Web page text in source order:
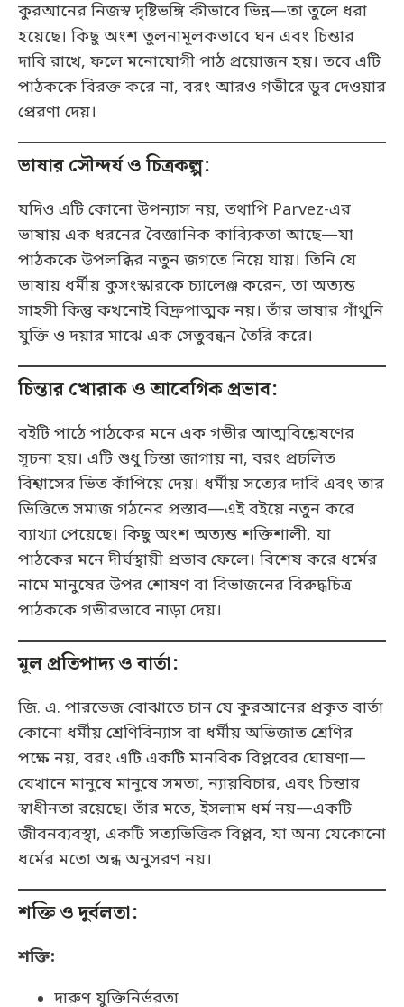
কুরআনের নিজস্ব দৃষ্টিভঙ্গি কীভাবে ভিন্ন—তা তুলে ধরা
হয়েছে। কিছু অংশ তুলনামূলকভাবে ঘন এবং চিন্তার
দাবি রাখে, ফলে মনোযোগী পাঠ প্রয়োজন হয়। তবে এটি
পাঠককে বিরক্ত করে না, বরং আরও গভীরে ডুব দেওয়ার
প্রেরণা দেয়।
ভাষার সৌন্দর্য ও চিত্রকল্প:
যদিও এটি কোনো উপন্যাস নয়, তথাপি Parvez-এর
ভাষায় এক ধরনের বৈজ্ঞানিক কাব্যিকতা আছে—যা
পাঠককে উপলব্ধির নতুন জগতে নিয়ে যায়। তিনি যে
ভাষায় ধর্মীয় কুসংস্কারকে চ্যালেঞ্জ করেন, তা অত্যন্ত
সাহসী কিন্তু কখনোই বিদ্রুপাত্মক নয়। তাঁর ভাষার গাঁথুনি
যুক্তি ও দয়ার মাঝে এক সেতুবন্ধন তৈরি করে।
চিন্তার খোরাক ও আবেগিক প্রভাব:
বইটি পাঠে পাঠকের মনে এক গভীর আত্মবিশ্লেষণের
সূচনা হয়। এটি শুধু চিন্তা জাগায় না, বরং প্রচলিত
বিশ্বাসের ভিত কাঁপিয়ে দেয়। ধর্মীয় সত্যের দাবি এবং তার
ভিত্তিতে সমাজ গঠনের প্রস্তাব—এই বইয়ে নতুন করে
ব্যাখ্যা পেয়েছে। কিছু অংশ অত্যন্ত শক্তিশালী, যা
পাঠকের মনে দীর্ঘস্থায়ী প্রভাব ফেলে। বিশেষ করে ধর্মের
নামে মানুষের উপর শোষণ বা বিভাজনের বিরুদ্ধচিত্র
পাঠককে গভীরভাবে নাড়া দেয়।
মূল প্রতিপাদ্য ও বার্তা:
জি. এ. পারভেজ বোঝাতে চান যে কুরআনের প্রকৃত বার্তা
কোনো ধর্মীয় শ্রেণিবিন্যাস বা ধর্মীয় অভিজাত শ্রেণির
পক্ষে নয়, বরং এটি একটি মানবিক বিপ্লবের ঘোষণা—
যেখানে মানুষে মানুষে সমতা, ন্যায়বিচার, এবং চিন্তার
স্বাধীনতা রয়েছে। তাঁর মতে, ইসলাম ধর্ম নয়—একটি
জীবনব্যবস্থা, একটি সত্যভিত্তিক বিপ্লব, যা অন্য যেকোনো
ধর্মের মতো অন্ধ অনুসরণ নয়।
শক্তি ও দুর্বলতা:
শক্তি:
দারুণ যুক্তিনির্ভরতা